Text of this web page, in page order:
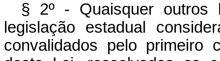
§ 2º - Quaisquer outros
legislação estadual
convalidados pelo primeiro